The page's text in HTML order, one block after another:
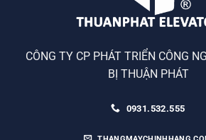
CÔNG TY CP PHÁT TRIỂN CÔNG
BỊ THUẬN PHÁT
0931.532.555